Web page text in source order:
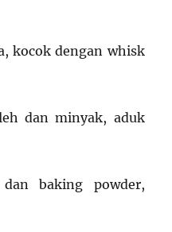
kocok dengan whisk
dan minyak, aduk
baking powder,